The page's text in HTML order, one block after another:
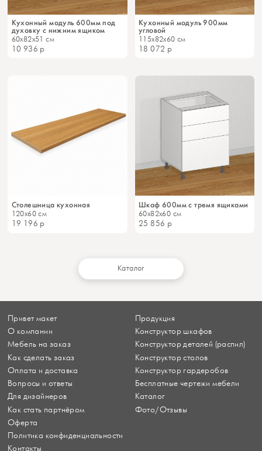
Кухонный модуль 600мм под
духовку с нижним ящиком
60x82x51 см
10 936 р
Кухонный модуль 900мм
угловой
115x82x60 см
18 072 р
Столешница кухонная
120x60 см
19 196 р
Шкаф 600мм с тремя ящиками
60x82x60 см
25 856 р
Каталог
Привет макет
О компании
Мебель на заказ
Как сделать заказ
Оплата и доставка
Вопросы и ответы
Для дизайнеров
Как стать партнёром
Оферта
Политика конфиденциальности
Контакты
Продукция
Конструктор шкафов
Конструктор деталей (распил)
Конструктор столов
Конструктор гардеробов
Бесплатные чертежи мебели
Каталог
Фото/Отзывы